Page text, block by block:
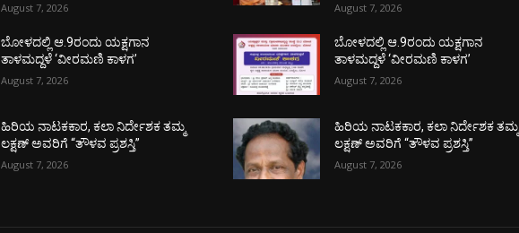
August 7, 2026
ಬೋಳದಲ್ಲಿ ಆ.9ರಂದು ಯಕ್ಷಗಾನ
ತಾಳಮದ್ದಳೆ ‘ವೀರಮಣಿ ಕಾಳಗ’
August 7, 2026
ಹಿರಿಯ ನಾಟಕಕಾರ, ಕಲಾ ನಿರ್ದೇಶಕ ತಮ್ಮ
ಲಕ್ಷಣ್ ಅವರಿಗೆ “ತೌಳವ ಪ್ರಶಸ್ತಿ”
August 7, 2026
August 7, 2026
ಬೋಳದಲ್ಲಿ ಆ.9ರಂದು ಯಕ್ಷಗಾನ
ತಾಳಮದ್ದಳೆ ‘ವೀರಮಣಿ ಕಾಳಗ’
August 7, 2026
ಹಿರಿಯ ನಾಟಕಕಾರ, ಕಲಾ ನಿರ್ದೇಶಕ ತಮ್ಮ
ಲಕ್ಷಣ್ ಅವರಿಗೆ “ತೌಳವ ಪ್ರಶಸ್ತಿ”
August 7, 2026